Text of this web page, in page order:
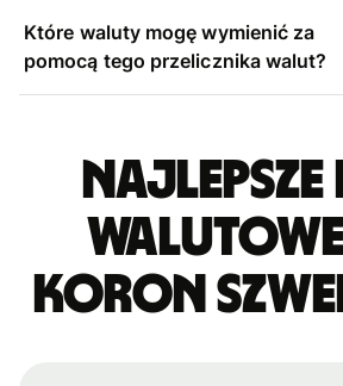
Które waluty mogę wymienić za
pomocą tego przelicznika walut?
Najlepsze
koron